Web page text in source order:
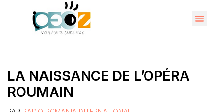
LA NAISSANCE DE L’OPÉRA
ROUMAIN